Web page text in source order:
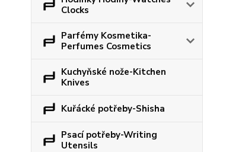
Clocks
Parfémy Kosmetika-
Perfumes Cosmetics
Kuchyňské nože-Kitchen
Knives
Kuřácké potřeby-Shisha
Psací potřeby-Writing
Utensils